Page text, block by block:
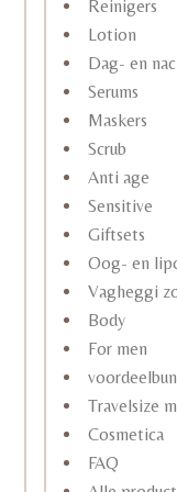
Reinigers
Lotion
Dag- en
Serums
Maskers
Scrub
Anti age
Sensitive
Giftsets
Oog- en
Vagheggi
Body
For men
Travelsize
Cosmetica
FAQ